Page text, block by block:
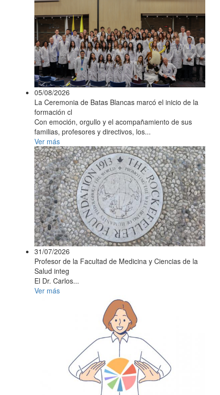
05/08/2026
La Ceremonia de Batas Blancas marcó el inicio de la
formación cl
Con emoción, orgullo y el acompañamiento de sus
familias, profesores y directivos, los...
Ver más
31/07/2026
Profesor de la Facultad de Medicina y Ciencias de la
Salud integ
El Dr. Carlos...
Ver más